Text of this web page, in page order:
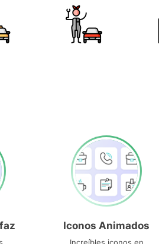
Iconos Animados